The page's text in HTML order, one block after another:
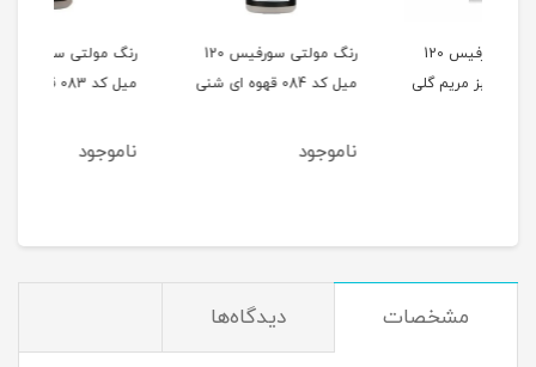
رنگ مولتی سورفیس 120
میل کد 084 قهوه ای شنی
رنگ مولتی سورفیس 120
میل کد 083 قهوه ای خاکی
مشخصات دیدگاه‌ها